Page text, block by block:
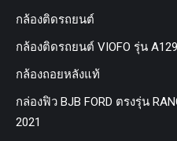
กล้องติดรถยนต์
กล้องติดรถยนต์ VIOFO รุ่น
กล้องถอยหลังแท้
กล่องฟิว BJB FORD ตรงรุ่น
2021